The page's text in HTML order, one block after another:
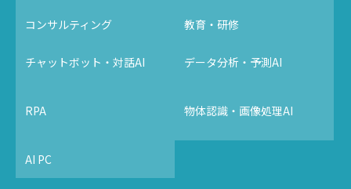
コンサルティング 教育・研修
チャットボット・対話AI データ分析・予測AI
RPA 物体認識・画像処理AI
AI PC